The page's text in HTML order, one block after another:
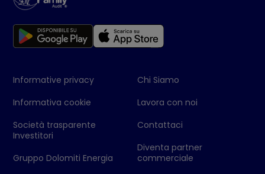
Informative privacy
Informativa cookie
Società trasparente
Investitori
Gruppo Dolomiti Energia
Chi Siamo
Lavora con noi
Contattaci
Diventa partner
commerciale